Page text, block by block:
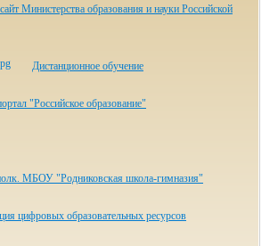
Министерства образования и науки Российской
Дистанционное обучение
"Российское образование"
МБОУ "Родниковская школа-гимназия"
цифровых образовательных ресурсов